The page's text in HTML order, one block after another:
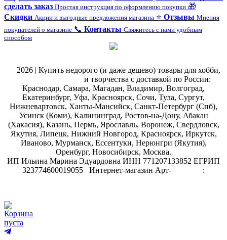
сделать заказ Простая инструкция по оформлению покупки 🎁
Скидки Акции и выгодные предложения магазина ⭐ Отзывы Мнения
покупателей о магазине 📞 Контакты Свяжитесь с нами удобным
способом
2026 | Купить недорого (и даже дешево) товары для хобби,
и творчества с доставкой по России:
Краснодар, Самара, Магадан, Владимир, Волгоград,
Екатеринбург, Уфа, Красноярск, Сочи, Тула, Сургут,
Нижневартовск, Ханты-Мансийск, Санкт-Петербург (Спб),
Усинск (Коми), Калининград, Ростов-на-Дону, Абакан
(Хакасия), Казань, Пермь, Ярославль, Воронеж, Свердловск,
Якутия, Липецк, Нижний Новгород, Красноярск, Иркутск,
Иваново, Мурманск, Ессентуки, Нерюнгри (Якутия),
Оренбург, Новосибирск, Москва.
ИП Ильина Марина Эдуардовна ИНН 771207133852 ЕГРИП
323774600019055
Интернет-магазин Арт-
:
Корзина
пуста